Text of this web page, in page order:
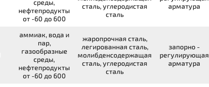
среды,
нефтепродукты
от -60 до 600
сталь, углеродистая
сталь
арматура
аммиак, вода и
пар,
газообразные
среды,
нефтепродукты
от -60 до 600
жаропрочная сталь,
легированная сталь,
молибденсодержащая
сталь, углеродистая
сталь
запорно -
регулирующая
арматура